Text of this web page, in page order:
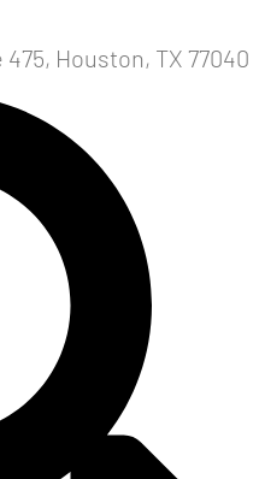
Houston, TX 77040